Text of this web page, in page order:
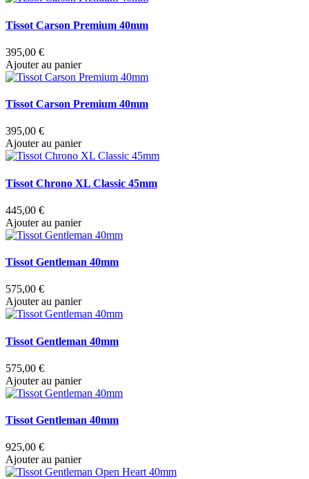
Tissot Carson Premium 40mm
395,00 €
Ajouter au panier
Tissot Carson Premium 40mm
395,00 €
Ajouter au panier
Tissot Chrono XL Classic 45mm
445,00 €
Ajouter au panier
Tissot Gentleman 40mm
575,00 €
Ajouter au panier
Tissot Gentleman 40mm
575,00 €
Ajouter au panier
Tissot Gentleman 40mm
925,00 €
Ajouter au panier